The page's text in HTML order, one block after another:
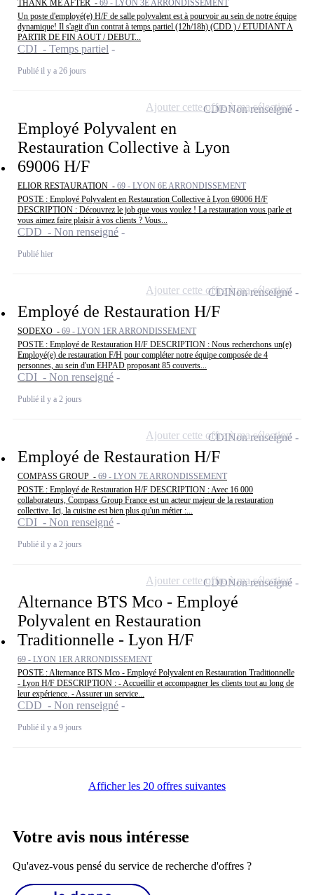
THANK ME AFTER - 69 - LYON 3E ARRONDISSEMENT
Un poste d'employé(e) H/F de salle polyvalent est à pourvoir au sein de notre équipe
dynamique! Il s'agit d'un contrat à temps partiel (12h/18h) (CDD ) / ETUDIANT A
PARTIR DE FIN AOUT / DEBUT...
CDI - Temps partiel
Publié il y a 26 jours
Employé Polyvalent en
Restauration Collective à Lyon
69006 H/F
ELIOR RESTAURATION - 69 - LYON 6E ARRONDISSEMENT
POSTE : Employé Polyvalent en Restauration Collective à Lyon 69006 H/F
DESCRIPTION : Découvrez le job que vous voulez ! La restauration vous parle et
vous aimez faire plaisir à vos clients ? Vous...
CDD - Non renseigné
Publié hier
CDDNon renseigné
Ajouter cette offre à ma sélection
Employé de Restauration H/F
SODEXO - 69 - LYON 1ER ARRONDISSEMENT
POSTE : Employé de Restauration H/F DESCRIPTION : Nous recherchons un(e)
Employé(e) de restauration F/H pour compléter notre équipe composée de 4
personnes, au sein d'un EHPAD proposant 85 couverts...
CDI - Non renseigné
Publié il y a 2 jours
CDINon renseigné
Ajouter cette offre à ma sélection
Employé de Restauration H/F
COMPASS GROUP - 69 - LYON 7E ARRONDISSEMENT
POSTE : Employé de Restauration H/F DESCRIPTION : Avec 16 000
collaborateurs, Compass Group France est un acteur majeur de la restauration
collective. Ici, la cuisine est bien plus qu'un métier :...
CDI - Non renseigné
Publié il y a 2 jours
CDINon renseigné
Ajouter cette offre à ma sélection
Alternance BTS Mco - Employé
Polyvalent en Restauration
Traditionnelle - Lyon H/F
69 - LYON 1ER ARRONDISSEMENT
POSTE : Alternance BTS Mco - Employé Polyvalent en Restauration Traditionnelle
- Lyon H/F DESCRIPTION : - Accueillir et accompagner les clients tout au long de
leur expérience. - Assurer un service...
CDD - Non renseigné
Publié il y a 9 jours
CDDNon renseigné
Ajouter cette offre à ma sélection
Afficher les 20 offres suivantes
Votre avis nous intéresse
Qu'avez-vous pensé du service de recherche d'offres ?